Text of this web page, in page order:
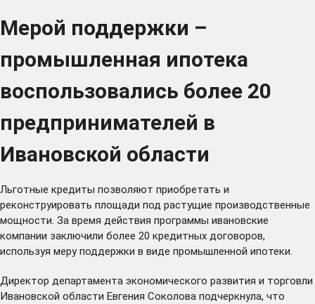
Мерой поддержки –
промышленная ипотека
воспользовались более 20
предпринимателей в
Ивановской области
Льготные кредиты позволяют приобретать и
реконструировать площади под растущие производственные
мощности. За время действия программы ивановские
компании заключили более 20 кредитных договоров,
используя меру поддержки в виде промышленной ипотеки.
Директор департамента экономического развития и торговли
Ивановской области Евгения Соколова подчеркнула, что